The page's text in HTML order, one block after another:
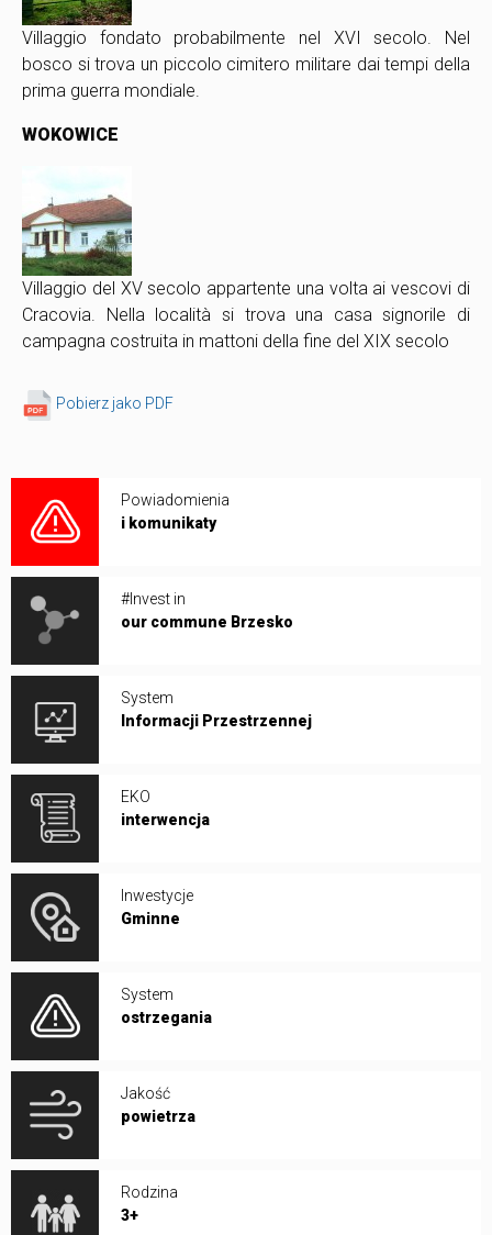
Villaggio fondato probabilmente nel XVI secolo. Nel
bosco si trova un piccolo cimitero militare dai tempi della
prima guerra mondiale.
WOKOWICE
Villaggio del XV secolo appartente una volta ai vescovi di
Cracovia. Nella località si trova una casa signorile di
campagna costruita in mattoni della fine del XIX secolo
Pobierz jako PDF
Powiadomienia
i komunikaty
#Invest in
our commune Brzesko
System
Informacji Przestrzennej
EKO
interwencja
Inwestycje
Gminne
System
ostrzegania
Jakość
powietrza
Rodzina
3+